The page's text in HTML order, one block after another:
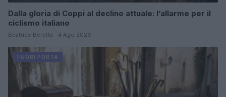
Dalla gloria di Coppi al declino attuale: l’allarme per il
ciclismo italiano
Beatrice Beretta · 4 Ago 2026
FUORI PORTA